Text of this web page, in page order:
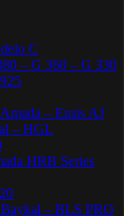
C​
– G 360 – G 330
– Ensis AJ
– HGL
HRB Series
– BLS PRO